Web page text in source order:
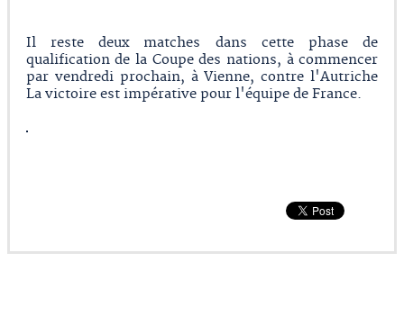
Il reste deux matches dans cette phase de
qualification de la Coupe des nations, à commencer
par vendredi prochain, à Vienne, contre l'Autriche
La victoire est impérative pour l'équipe de France.